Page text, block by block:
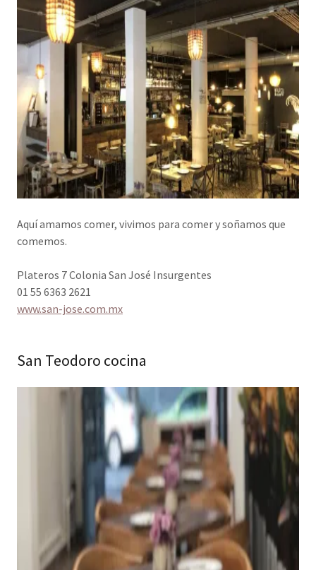
Aquí amamos comer, vivimos para comer y soñamos que
comemos.
Plateros 7 Colonia San José Insurgentes
01 55 6363 2621
www.san-jose.com.mx
San Teodoro cocina